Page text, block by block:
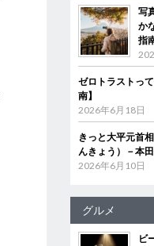
写
か
指
ゼロトラストっ
南】
2026年6月18日
きっと大平元首
んきょう）－本
2026年6月10日
グルメ
ビ